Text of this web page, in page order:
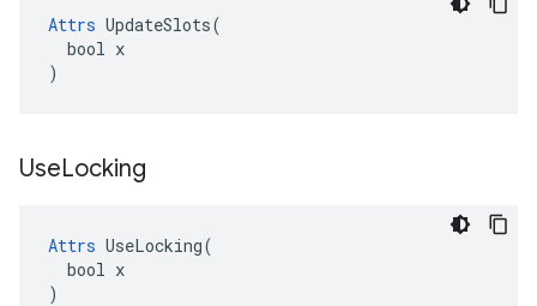
Attrs UpdateSlots(
  bool x
)
UseLocking
Attrs UseLocking(
  bool x
)